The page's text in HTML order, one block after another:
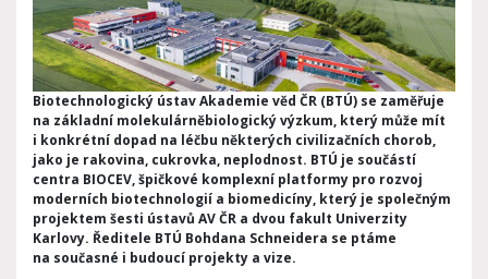
Biotechnologický ústav Akademie věd ČR (BTÚ) se zaměřuje
na základní molekulárněbiologický výzkum, který může mít
i konkrétní dopad na léčbu některých civilizačních chorob,
jako je rakovina, cukrovka, neplodnost. BTÚ je součástí
centra BIOCEV, špičkové komplexní platformy pro rozvoj
moderních biotechnologií a biomedicíny, který je společným
projektem šesti ústavů AV ČR a dvou fakult Univerzity
Karlovy. Ředitele BTÚ Bohdana Schneidera se ptáme
na současné i budoucí projekty a vize.